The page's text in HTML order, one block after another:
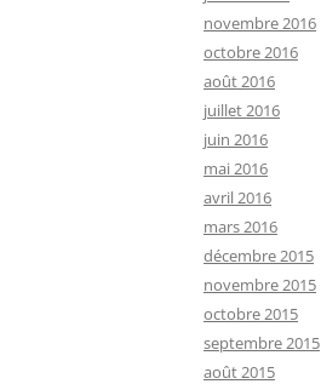
novembre 2016
octobre 2016
août 2016
juillet 2016
juin 2016
mai 2016
avril 2016
mars 2016
décembre 2015
novembre 2015
octobre 2015
septembre 2015
août 2015